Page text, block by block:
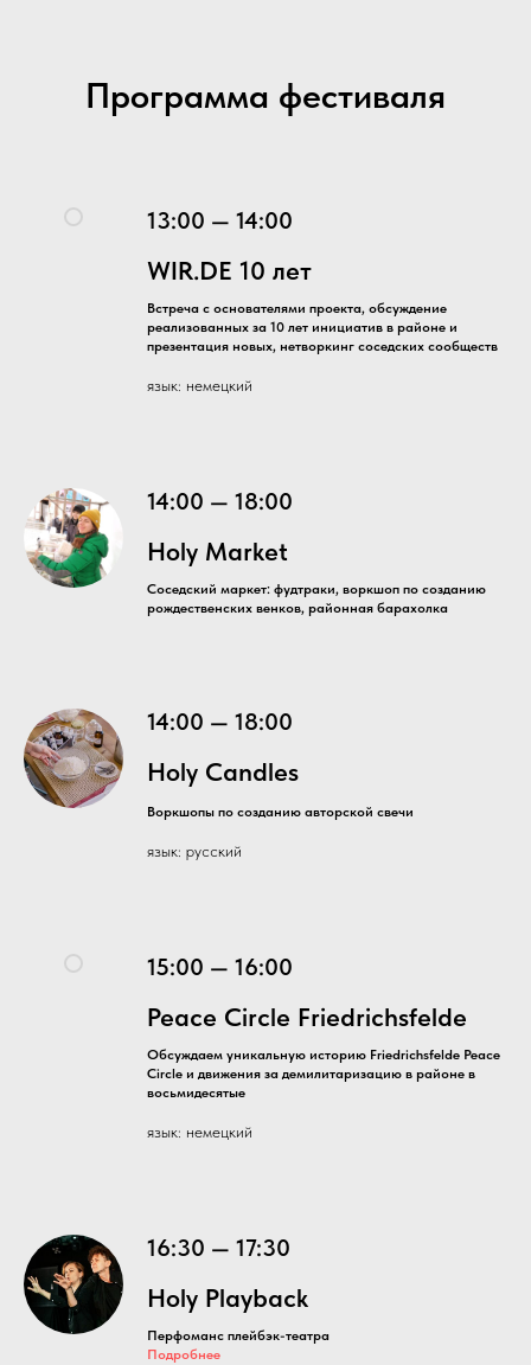
Программа фестиваля
13:00 — 14:00
WIR.DE 10 лет
Встреча с основателями проекта, обсуждение
реализованных за 10 лет инициатив в районе и
презентация новых, нетворкинг соседских сообществ
язык: немецкий
14:00 — 18:00
Holy Market
Соседский маркет: фудтраки, воркшоп по созданию
рождественских венков, районная барахолка
14:00 — 18:00
Holy Candles
Воркшопы по созданию авторской свечи
язык: русский
15:00 — 16:00
Peace Circle Friedrichsfelde
Обсуждаем уникальную историю Friedrichsfelde Peace
Circle и движения за демилитаризацию в районе в
восьмидесятые
язык: немецкий
16:30 — 17:30
Holy Playback
Перфоманс плейбэк-театра
Подробнее